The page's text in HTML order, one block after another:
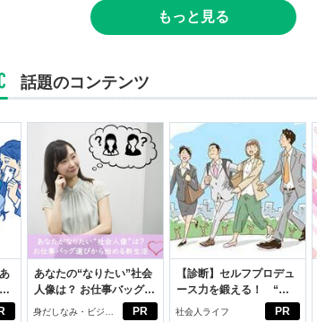
もっと見る
話題のコンテンツ
PR
あなたの“なりたい”社会
人像は？ お仕事バッグ選
びから始める新生活
身だしなみ・ビジネ
PR
【診断】セルフプロデュ
ース力を鍛える！ “ジ
ブン観”診断
社会人ライフ